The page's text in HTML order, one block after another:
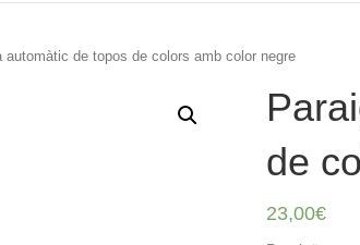
automàtic de topos de colors amb color negre
de
23,00€